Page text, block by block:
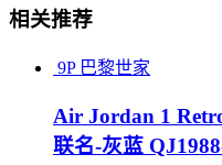
相关推荐
9P 巴黎世家
Air Jordan 1
联名-灰蓝